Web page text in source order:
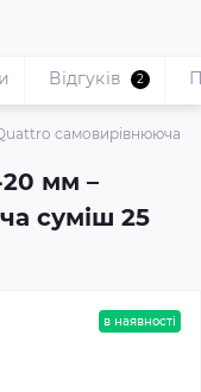
самовирівнююча
мм –
суміш 25
Відгуків 2
в наявності